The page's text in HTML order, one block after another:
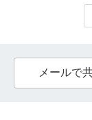
メールで